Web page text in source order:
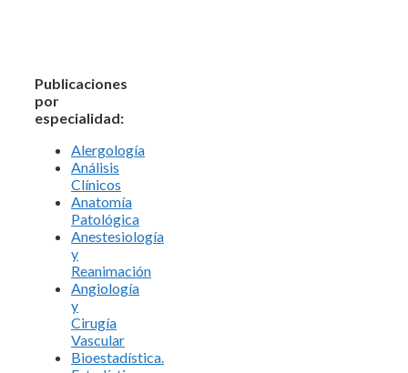
Publicaciones
por
especialidad:
Alergología
Análisis
Clínicos
Anatomía
Patológica
Anestesiología
y
Reanimación
Angiología
y
Cirugía
Vascular
Bioestadística.